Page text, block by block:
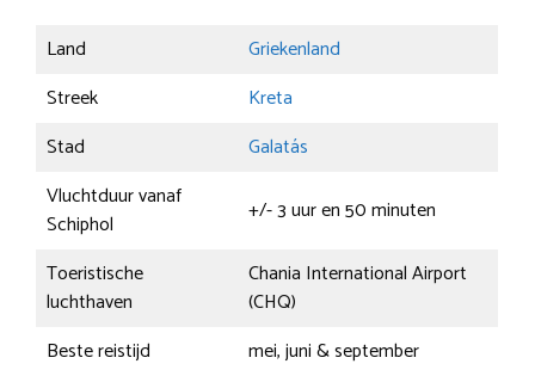
Land
Griekenland
Streek
Kreta
Stad
Galatás
Vluchtduur vanaf
Schiphol
+/- 3 uur en 50 minuten
Toeristische
luchthaven
Chania International Airport
(CHQ)
Beste reistijd
mei, juni & september